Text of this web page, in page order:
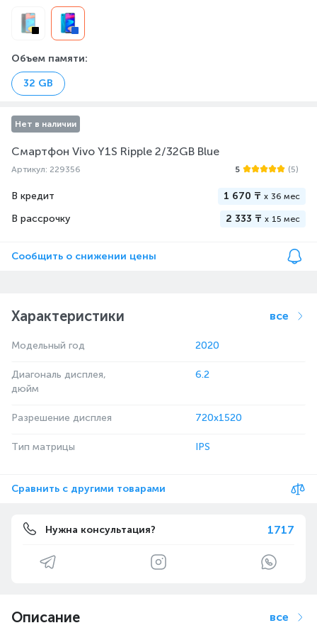
Объем памяти:
32 GB
Нет в наличии
Смартфон Vivo Y1S Ripple 2/32GB Blue
Артикул: 229356 5 (5)
В кредит 1 670 ₸ x 36 мес
В рассрочку 2 333 ₸ x 15 мес
Сообщить о снижении цены
Характеристики все
Модельный год 2020
Диагональ дисплея,
дюйм
6.2
Разрешение дисплея 720x1520
Тип матрицы IPS
Сравнить с другими товарами
Нужна консультация? 1717
Описание все